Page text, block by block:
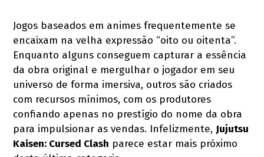
Jogos baseados em animes frequentemente se
encaixam na velha expressão “oito ou oitenta”.
Enquanto alguns conseguem capturar a essência
da obra original e mergulhar o jogador em seu
universo de forma imersiva, outros são criados
com recursos mínimos, com os produtores
confiando apenas no prestígio do nome da obra
para impulsionar as vendas. Infelizmente, Jujutsu
Kaisen: Cursed Clash parece estar mais próximo